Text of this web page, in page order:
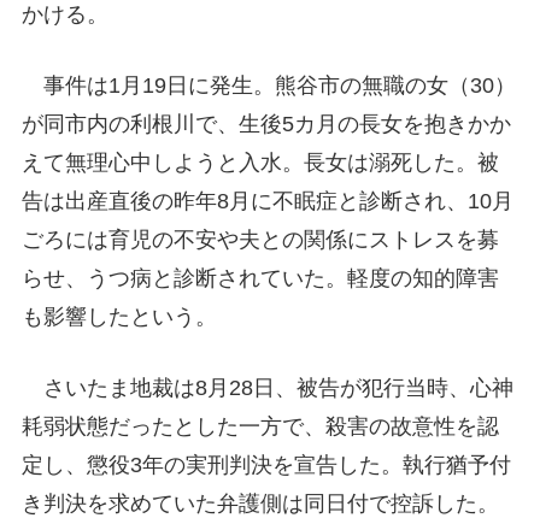
かける。
事件は1月19日に発生。熊谷市の無職の女（30）
が同市内の利根川で、生後5カ月の長女を抱きかか
えて無理心中しようと入水。長女は溺死した。被
告は出産直後の昨年8月に不眠症と診断され、10月
ごろには育児の不安や夫との関係にストレスを募
らせ、うつ病と診断されていた。軽度の知的障害
も影響したという。
さいたま地裁は8月28日、被告が犯行当時、心神
耗弱状態だったとした一方で、殺害の故意性を認
定し、懲役3年の実刑判決を宣告した。執行猶予付
き判決を求めていた弁護側は同日付で控訴した。